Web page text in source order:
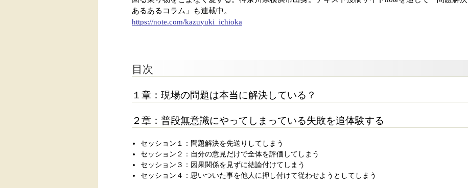
あるあるコラム」も連載中。
https://note.com/kazuyuki_ichioka
目次
１章：現場の問題は本当に解決している？
２章：普段無意識にやってしまっている失敗を追体験する
セッション１：問題解決を先送りしてしまう
セッション２：自分の意見だけで全体を評価してしまう
セッション３：因果関係を見ずに結論付けてしまう
セッション４：思いついた事を他人に押し付けて従わせようとしてしまう